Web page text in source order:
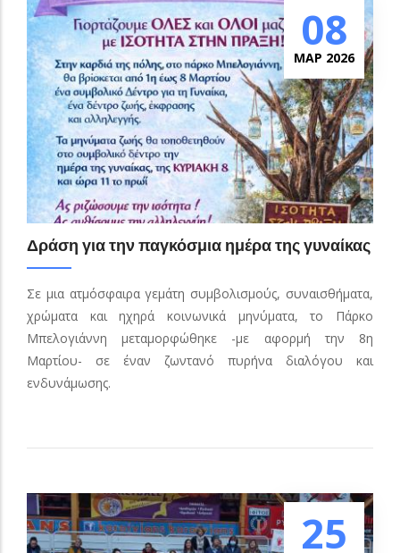
08
ΜΑΡ 2026
Δράση για την παγκόσμια ημέρα της γυναίκας
Σε μια ατμόσφαιρα γεμάτη συμβολισμούς, συναισθήματα,
χρώματα και ηχηρά κοινωνικά μηνύματα, το Πάρκο
Μπελογιάννη μεταμορφώθηκε -με αφορμή την 8η
Μαρτίου- σε έναν ζωντανό πυρήνα διαλόγου και
ενδυνάμωσης.
25